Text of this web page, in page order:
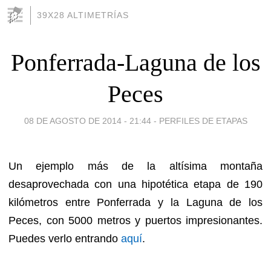
39X28 ALTIMETRÍAS
Ponferrada-Laguna de los
Peces
08 DE AGOSTO DE 2014 - 21:44 - PERFILES DE ETAPAS
Un ejemplo más de la altísima montaña
desaprovechada con una hipotética etapa de 190
kilómetros entre Ponferrada y la Laguna de los
Peces, con 5000 metros y puertos impresionantes.
Puedes verlo entrando aquí.